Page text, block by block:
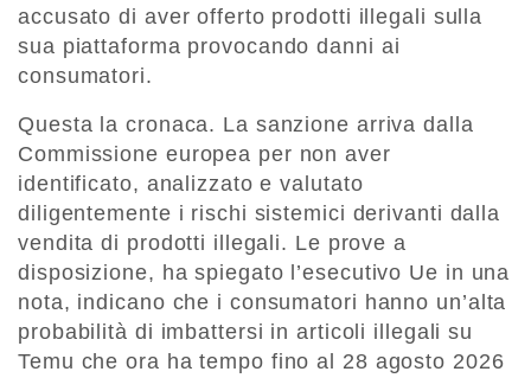
accusato di aver offerto prodotti illegali sulla
sua piattaforma provocando danni ai
consumatori.
Questa la cronaca. La sanzione arriva dalla
Commissione europea per non aver
identificato, analizzato e valutato
diligentemente i rischi sistemici derivanti dalla
vendita di prodotti illegali. Le prove a
disposizione, ha spiegato l’esecutivo Ue in una
nota, indicano che i consumatori hanno un’alta
probabilità di imbattersi in articoli illegali su
Temu che ora ha tempo fino al 28 agosto 2026